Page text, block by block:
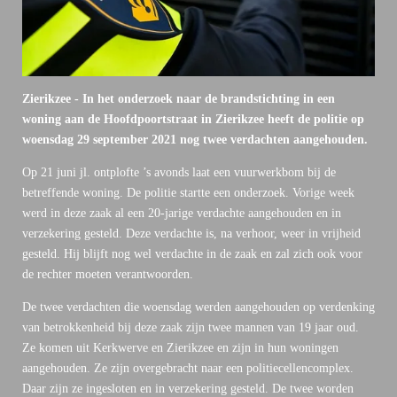
Zierikzee - In het onderzoek naar de brandstichting in een
woning aan de Hoofdpoortstraat in Zierikzee heeft de politie op
woensdag 29 september 2021 nog twee verdachten aangehouden.
Op 21 juni jl. ontplofte ’s avonds laat een vuurwerkbom bij de
betreffende woning. De politie startte een onderzoek. Vorige week
werd in deze zaak al een 20-jarige verdachte aangehouden en in
verzekering gesteld. Deze verdachte is, na verhoor, weer in vrijheid
gesteld. Hij blijft nog wel verdachte in de zaak en zal zich ook voor
de rechter moeten verantwoorden.
De twee verdachten die woensdag werden aangehouden op verdenking
van betrokkenheid bij deze zaak zijn twee mannen van 19 jaar oud.
Ze komen uit Kerkwerve en Zierikzee en zijn in hun woningen
aangehouden. Ze zijn overgebracht naar een politiecellencomplex.
Daar zijn ze ingesloten en in verzekering gesteld. De twee worden